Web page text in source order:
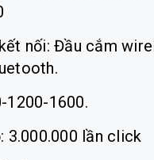
nối: Đầu cắm
1200-1600.
3.000.000 lần click